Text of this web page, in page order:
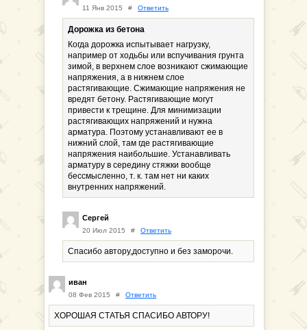
11 Янв 2015 # Ответить
Дорожка из бетона
Когда дорожка испытывает нагрузку,
например от ходьбы или вспучивания грунта
зимой, в верхнем слое возникают сжимающие
напряжения, а в нижнем слое
растягивающие. Сжимающие напряжения не
вредят бетону. Растягивающие могут
привести к трещине. Для минимизации
растягивающих напряжений и нужна
арматура. Поэтому устанавливают ее в
нижний слой, там где растягивающие
напряжения наибольшие. Устанавливать
арматуру в середину стяжки вообще
бессмысленно, т. к. там нет ни каких
внутренних напряжений.
Сергей
20 Июл 2015 # Ответить
Спасибо автору,доступно и без заморочи.
иван
08 Фев 2015 # Ответить
ХОРОШАЯ СТАТЬЯ СПАСИБО АВТОРУ!